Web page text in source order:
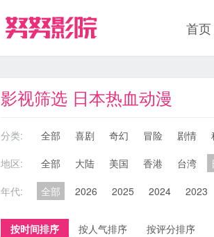
首页
影视筛选 日本热血动漫
分类: 全部 喜剧 奇幻 冒险 剧情
地区:
全部 大陆 美国 香港 台湾
年代:
全部 2026 2025 2024 2023
按时间排序 按人气排序 按评分排序